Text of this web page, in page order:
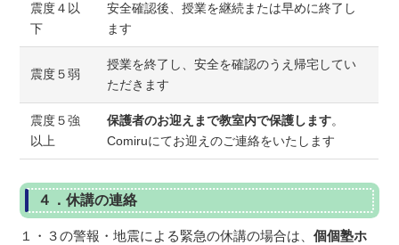
震度４以
下
安全確認後、授業を継続または早めに終了し
ます
震度５弱
授業を終了し、安全を確認のうえ帰宅してい
ただきます
震度５強
以上
保護者のお迎えまで教室内で保護します。
Comiruにてお迎えのご連絡をいたします
４．休講の連絡
１・３の警報・地震による緊急の休講の場合は、個個塾ホ